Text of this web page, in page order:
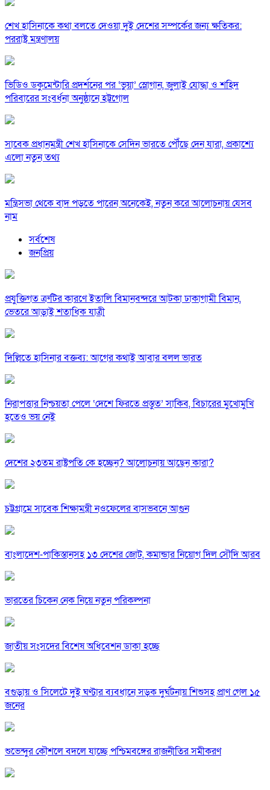
শেখ হাসিনাকে কথা বলতে দেওয়া দুই দেশের সম্পর্কের জন্য ক্ষতিকর:
পররাষ্ট্র মন্ত্রণালয়
ভিডিও ডকুমেন্টারি প্রদর্শনের পর ‘ভুয়া’ স্লোগান, জুলাই যোদ্ধা ও শহিদ
পরিবারের সংবর্ধনা অনুষ্ঠানে হট্টগোল
সাবেক প্রধানমন্ত্রী শেখ হাসিনাকে সেদিন ভারতে পৌঁছে দেন যারা, প্রকাশ্যে
এলো নতুন তথ্য
মন্ত্রিসভা থেকে বাদ পড়তে পারেন অনেকেই, নতুন করে আলোচনায় যেসব
নাম
সর্বশেষ
জনপ্রিয়
প্রযুক্তিগত ত্রুটির কারণে ইতালি বিমানবন্দরে আটকা ঢাকাগামী বিমান,
ভেতরে আড়াই শতাধিক যাত্রী
দিল্লিতে হাসিনার বক্তব্য: আগের কথাই আবার বলল ভারত
নিরাপত্তার নিশ্চয়তা পেলে ‘দেশে ফিরতে প্রস্তুত’ সাকিব, বিচারের মুখোমুখি
হতেও ভয় নেই
দেশের ২৩তম রাষ্ট্রপতি কে হচ্ছেন? আলোচনায় আছেন কারা?
চট্টগ্রামে সাবেক শিক্ষামন্ত্রী নওফেলের বাসভবনে আগুন
বাংলাদেশ-পাকিস্তানসহ ১৩ দেশের জোট, কমান্ডার নিয়োগ দিল সৌদি আরব
ভারতের চিকেন নেক নিয়ে নতুন পরিকল্পনা
জাতীয় সংসদের বিশেষ অধিবেশন ডাকা হচ্ছে
বগুড়ায় ও সিলেটে দুই ঘণ্টার ব্যবধানে সড়ক দুর্ঘটনায় শিশুসহ প্রাণ গেল ১৫
জনের
শুভেন্দুর কৌশলে বদলে যাচ্ছে পশ্চিমবঙ্গের রাজনীতির সমীকরণ